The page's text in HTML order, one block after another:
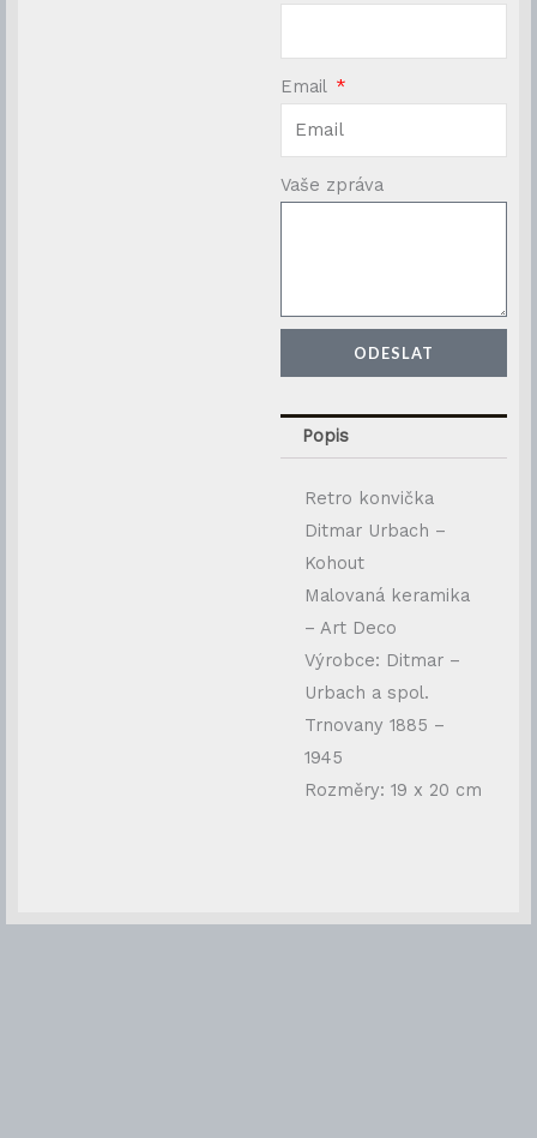
Email
Vaše zpráva
ODESLAT
Popis
Retro konvička
Ditmar Urbach –
Kohout
Malovaná keramika
– Art Deco
Výrobce: Ditmar –
Urbach a spol.
Trnovany 1885 –
1945
Rozměry: 19 x 20 cm